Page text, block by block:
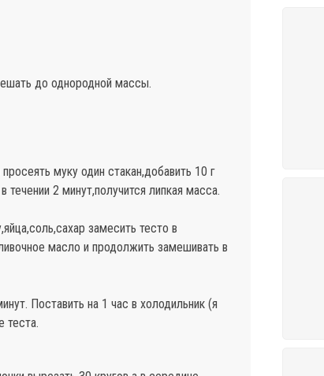
до однородной массы.
муку один стакан,добавить 10 г
2 минут,получится липкая масса.
замесить тесто в
масло и продолжить замешивать в
Поставить на 1 час в холодильник (я
теста.